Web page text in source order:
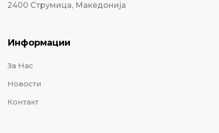
2400 Струмица, Македонија
Информации
За Нас
Новости
Контакт